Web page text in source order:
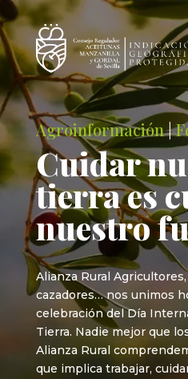
Agroinformación|
Cuidar
tierra es
nuestro
Alianza Rural
cazadores… nos unimos
celebración del Día
Tierra. Nadie mejor que
Alianza Rural
que implica trabajar,